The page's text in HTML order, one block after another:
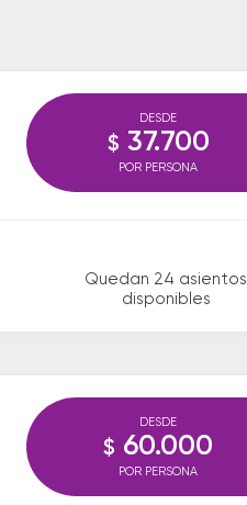
Quedan 24 asientos
disponibles
DESDE
$ 37.700
POR PERSONA
DESDE
$ 60.000
POR PERSONA